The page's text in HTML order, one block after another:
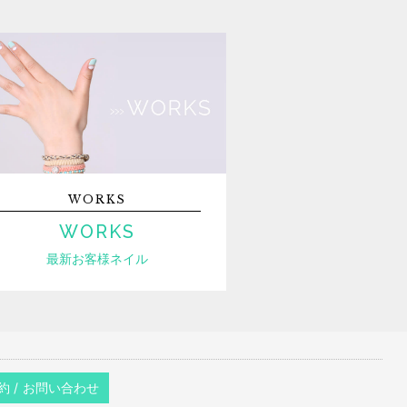
WORKS
WORKS
最新お客様ネイル
/ お問い合わせ